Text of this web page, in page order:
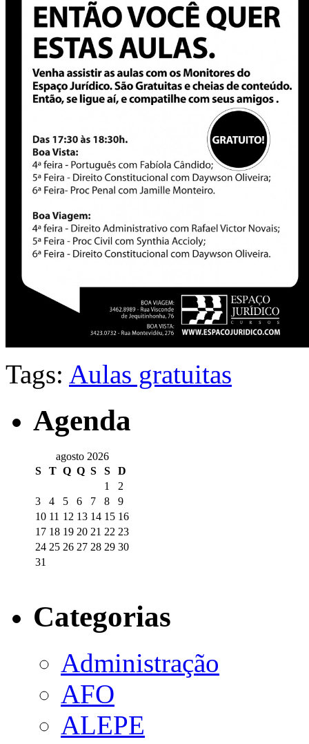
Tags: Aulas gratuitas
Agenda
agosto 2026
S
T Q Q S S
D
1
2
3
4 5 6 7 8
9
10 11 12 13 14 15 16
17 18 19 20 21 22 23
24 25 26 27 28 29 30
31
Categorias
Administração
AFO
ALEPE